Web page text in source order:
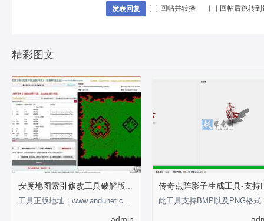
发表回复 回帖并转播 回帖后跳转
精彩图文
安度地图索引修改工具破解版-支持0-255
工具正版地址：www.andunet.com 制作不易，有经济基础的支持正版软件 以下为正版截